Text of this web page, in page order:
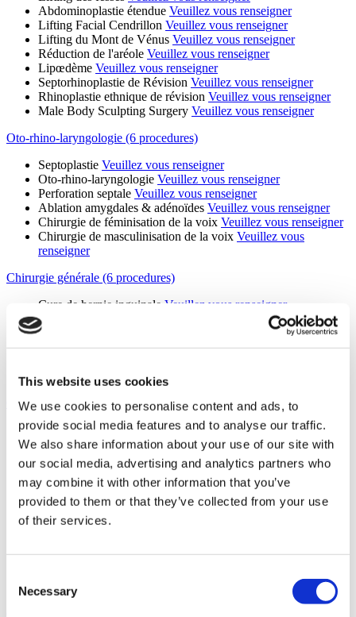
This website uses cookies
We use cookies to personalise content and ads, to
provide social media features and to analyse our traffic.
We also share information about your use of our site with
our social media, advertising and analytics partners who
may combine it with other information that you’ve
provided to them or that they’ve collected from your use
of their services.
Selection
Necessary
Abdominoplastie étendue Veuillez vous renseigner
Lifting Facial Cendrillon Veuillez vous renseigner
Lifting du Mont de Vénus Veuillez vous renseigner
Réduction de l'aréole Veuillez vous renseigner
Lipœdème Veuillez vous renseigner
Septorhinoplastie de Révision Veuillez vous renseigner
Rhinoplastie ethnique de révision Veuillez vous renseigner
Male Body Sculpting Surgery Veuillez vous renseigner
Oto-rhino-laryngologie (6 procedures)
Septoplastie Veuillez vous renseigner
Oto-rhino-laryngologie Veuillez vous renseigner
Perforation septale Veuillez vous renseigner
Ablation amygdales & adénoïdes Veuillez vous renseigner
Chirurgie de féminisation de la voix Veuillez vous renseigner
Chirurgie de masculinisation de la voix Veuillez vous
renseigner
Chirurgie générale (6 procedures)
Cure de hernie inguinale Veuillez vous renseigner
Mastectomie
Transplantation du foie
Veuillez vous renseigner
Transplantation rénale Veuillez vous renseigner
Chirurgie générale Veuillez vous renseigner
Orthopédie (10 procedures)
Chirurgie du canal carpien Veuillez vous renseigner
Prothèse de hanche Veuillez vous renseigner
Prothèse de genou Veuillez vous renseigner
Chirurgie de la coiffe des rotateurs
Veuillez vous renseigner
Arthroscopie de l'épaule Veuillez vous renseigner
Chirurgie de l'hallux valgus Veuillez vous renseigner
Orthopédie Veuillez vous renseigner
Chirurgie de raccourcissement des membres Veuillez vous
Distal Bicep Tear Surgery
Veuillez vous renseigner